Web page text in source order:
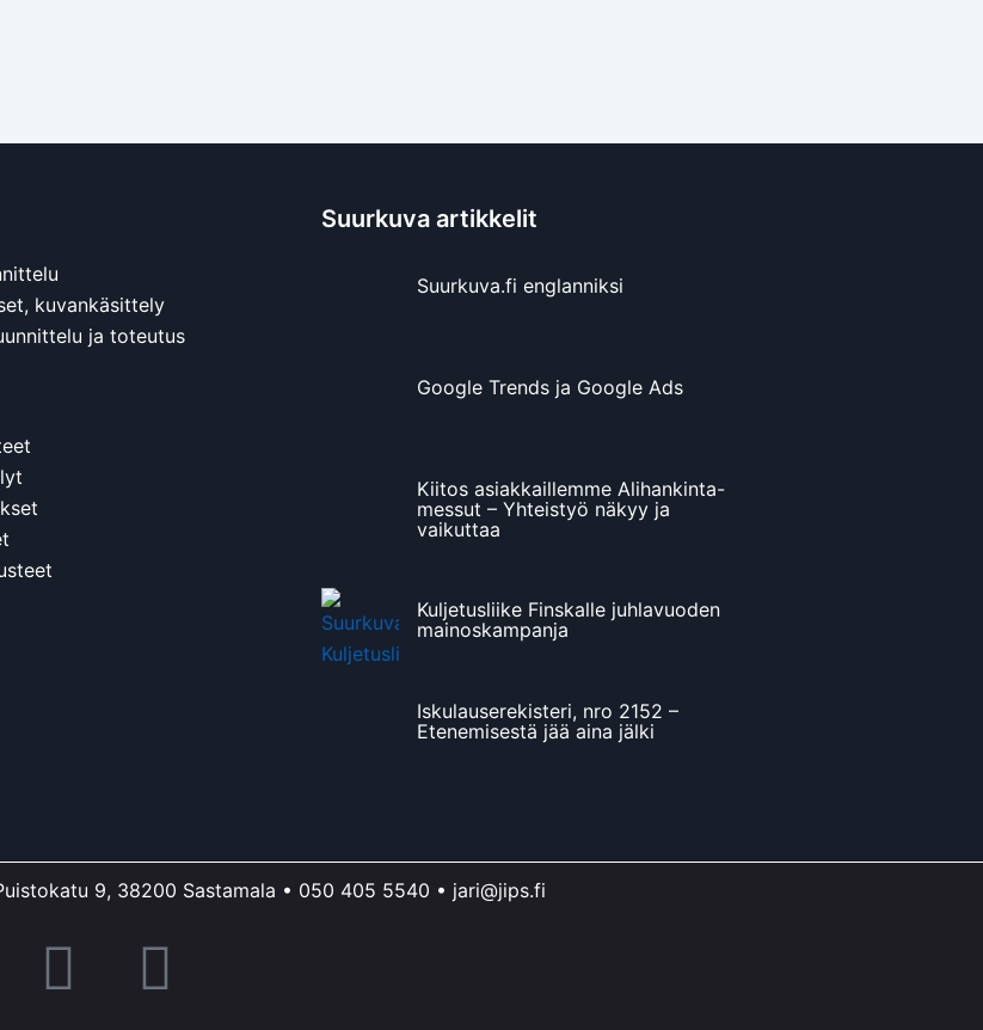
kuvankäsittely
ja toteutus
Suurkuva artikkelit
Suurkuva.fi englanniksi
Google Trends ja Google Ads
Kiitos asiakkaillemme Alihankinta-
messut – Yhteistyö näkyy ja
vaikuttaa
Kuljetusliike Finskalle juhlavuoden
mainoskampanja
Iskulauserekisteri, nro 2152 –
Etenemisestä jää aina jälki
9, 38200 Sastamala • 050 405 5540 • jari@jips.fi
Y
I